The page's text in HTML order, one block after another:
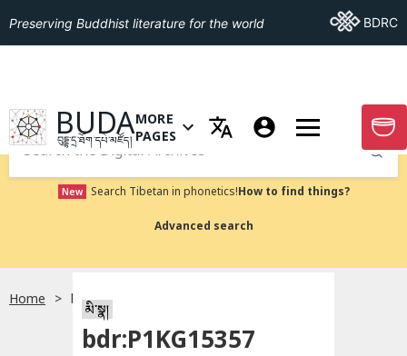
Preserving Buddhist literature for the world Go ToBDRC
GO TO HOMEPAGE
BUDA
བུདྡྷ་དྲ་ཐོག་དཔེ་མཛོད།
OPEN MENU OF MORE PAGES
MORE
PAGES
GO
Submit
New Search Tibetan in phonetics!How to find things?
Advanced search
Home bdr:P1KG15357
མི་སྣ།
bdr:P1KG15357